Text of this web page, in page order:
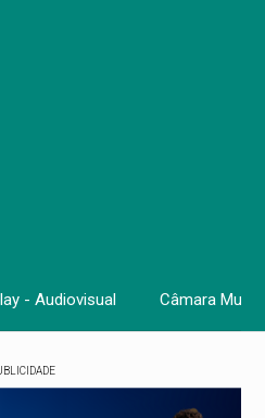
- Audiovisual Câmara